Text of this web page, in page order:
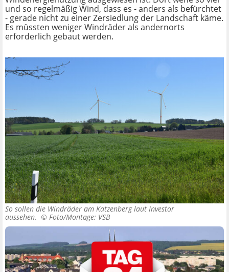
und so regelmäßig Wind, dass es - anders als befürchtet
- gerade nicht zu einer Zersiedlung der Landschaft käme.
Es müssten weniger Windräder als andernorts
erforderlich gebaut werden.
So sollen die Windräder am Katzenberg laut Investor
aussehen. © Foto/Montage: VSB